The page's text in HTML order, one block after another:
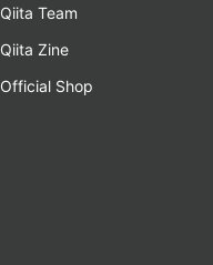
Qiita Team
Qiita Zine
Official Shop